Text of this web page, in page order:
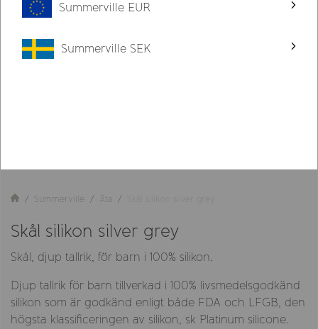
Summerville Äta Skål silikon silver grey
Skål silikon silver grey
Skål, djup tallrik, för barn i 100% silikon.
Djup tallrik för barn tillverkad i 100% livsmedelsgodkänd
silikon som är godkänd enligt både FDA och LFGB, den
högsta klassificeringen av silikon, sk Platinum silicone.
Summerville EUR
Summerville SEK